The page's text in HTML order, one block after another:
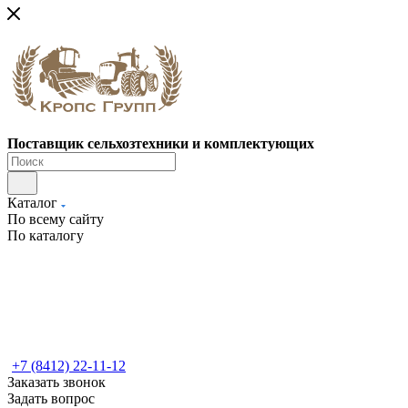
Поставщик сельхозтехники и комплектующих
Каталог
По всему сайту
По каталогу
+7 (8412) 22-11-12
Заказать звонок
Задать вопрос